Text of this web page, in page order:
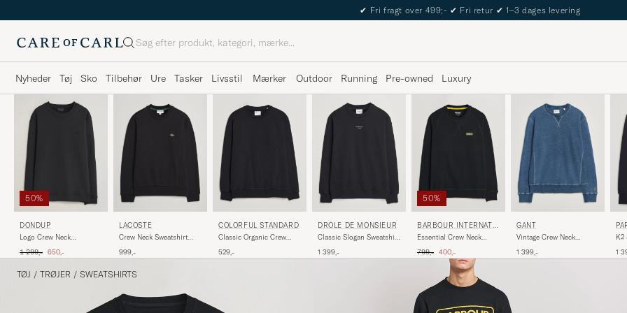
The Care of Carl Passport
Søg
Nyheder Tøj Sko Tilbehør Ure Tasker Livsstil Mærker Outdoor Running Pre-owned Luxury
50%
DONDUP
Logo Crew Neck
Ordinary pris
1 299,- Nedsat pris
650,-
LACOSTE
Crew Neck Sweatshirt
999,-
COLORFUL STANDARD
Classic Organic Crew
529,-
DRÔLE DE MONSIEUR
Classic Slogan Sweatshirt
1 399,-
50%
BARBOUR INTERNATI
ONAL
Essential Crew Neck
Ordinary pris
799,- Nedsat pris
400,-
GANT
Vintage Crew Neck
1 399,-
K2
1
TØJ / TRØJER / SWEATSHIRTS